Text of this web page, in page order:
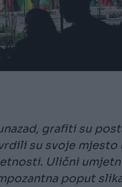
grafiti su
su svoje mjesto
Ulični
poput